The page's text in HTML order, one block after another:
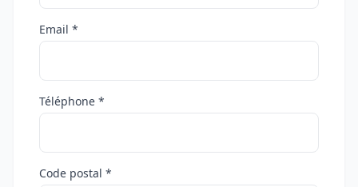
Email *
Téléphone *
Code postal *